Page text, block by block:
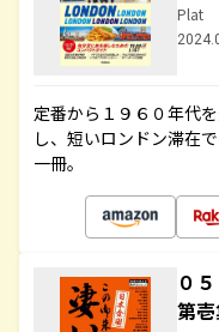
Plat
定番から１９６０年代
し、短いロンドン滞在
一冊。
０
第